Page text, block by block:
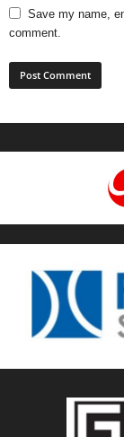
Save my name,
comment.